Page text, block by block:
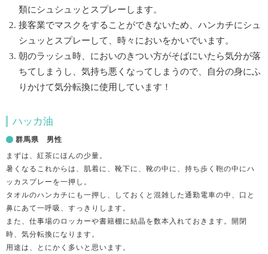
類にシュシュッとスプレーします。
接客業でマスクをすることができないため、ハンカチにシュ
シュッとスプレーして、時々においをかいでいます。
朝のラッシュ時、においのきつい方がそばにいたら気分が落
ちてしまうし、気持ち悪くなってしまうので、自分の身にふ
りかけて気分転換に使用しています！
ハッカ油
群馬県 男性
まずは、紅茶にほんの少量。
暑くなるこれからは、肌着に、靴下に、靴の中に、持ち歩く鞄の中にハ
ッカスプレーを一押し。
タオルのハンカチにも一押し、しておくと混雑した通勤電車の中、口と
鼻にあて一呼吸、すっきりします。
また、仕事場のロッカーや書籍棚に結晶を数本入れておきます。開閉
時、気分転換になります。
用途は、とにかく多いと思います。